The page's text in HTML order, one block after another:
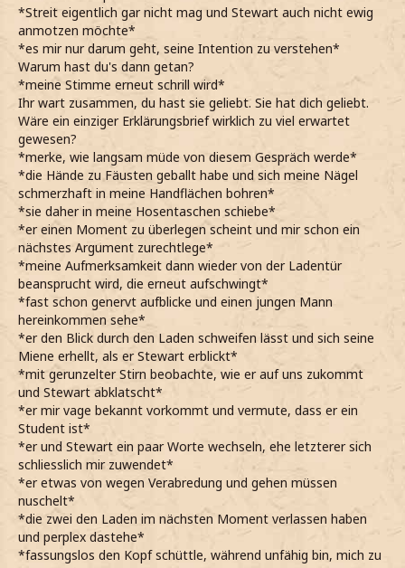
*Streit eigentlich gar nicht mag und Stewart auch nicht ewig
anmotzen möchte*
*es mir nur darum geht, seine Intention zu verstehen*
Warum hast du's dann getan?
*meine Stimme erneut schrill wird*
Ihr wart zusammen, du hast sie geliebt. Sie hat dich geliebt.
Wäre ein einziger Erklärungsbrief wirklich zu viel erwartet
gewesen?
*merke, wie langsam müde von diesem Gespräch werde*
*die Hände zu Fäusten geballt habe und sich meine Nägel
schmerzhaft in meine Handflächen bohren*
*sie daher in meine Hosentaschen schiebe*
*er einen Moment zu überlegen scheint und mir schon ein
nächstes Argument zurechtlege*
*meine Aufmerksamkeit dann wieder von der Ladentür
beansprucht wird, die erneut aufschwingt*
*fast schon genervt aufblicke und einen jungen Mann
hereinkommen sehe*
*er den Blick durch den Laden schweifen lässt und sich seine
Miene erhellt, als er Stewart erblickt*
*mit gerunzelter Stirn beobachte, wie er auf uns zukommt
und Stewart abklatscht*
*er mir vage bekannt vorkommt und vermute, dass er ein
Student ist*
*er und Stewart ein paar Worte wechseln, ehe letzterer sich
schliesslich mir zuwendet*
*er etwas von wegen Verabredung und gehen müssen
nuschelt*
*die zwei den Laden im nächsten Moment verlassen haben
und perplex dastehe*
*fassungslos den Kopf schüttle, während unfähig bin, mich zu